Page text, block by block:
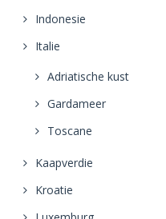
Indonesie
Italie
Adriatische kust
Gardameer
Toscane
Kaapverdie
Kroatie